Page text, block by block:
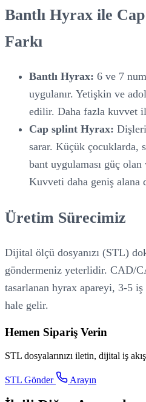
Bantlı Hyrax ile
Farkı
Bantlı Hyrax: 6 ve 7
uygulanır. Yetişkin ve
edilir. Daha fazla kuvvet
Cap splint Hyrax:
sarar. Küçük çocuklarda,
bant uygulaması güç
Kuvveti daha geniş alana
Üretim Sürecimiz
Dijital ölçü dosyanızı (STL)
göndermeniz yeterlidir. CAD/
tasarlanan hyrax apareyi, 3-5
hale gelir.
Hemen Sipariş Verin
STL dosyalarınızı iletin, dijital iş
STL Gönder Arayın